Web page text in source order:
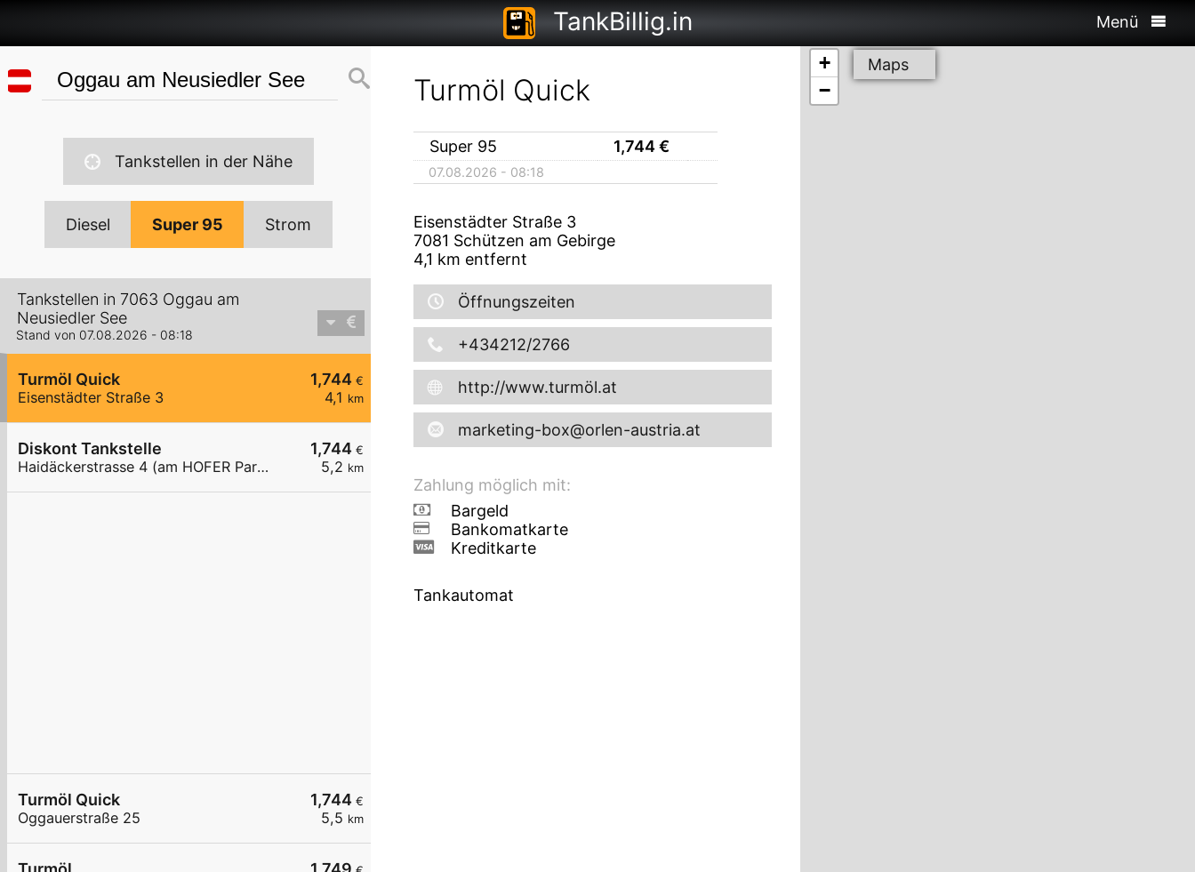
TankBillig.in Menü
Tankstellen in der Nähe
Diesel Super 95 Strom
Tankstellen in 7063 Oggau am
Neusiedler See
Stand von 07.08.2026 - 08:18
1,744 €
4,1 km
Turmöl Quick
Eisenstädter Straße 3
1,744 €
5,2 km
Diskont Tankstelle
Haidäckerstrasse 4 (am HOFER Parkplatz)
1,744 €
5,5 km
Turmöl Quick
Oggauerstraße 25
Turmöl Quick
Super 95 1,744€
07.08.2026 - 08:18
Eisenstädter Straße 3
7081 Schützen am Gebirge
4,1 km entfernt
Öffnungszeiten
+434212/2766
http://www.turmöl.at
marketing-box@orlen-austria.at
Zahlung möglich mit:
Bargeld
Bankomatkarte
Kreditkarte
Tankautomat
+
−
Maps